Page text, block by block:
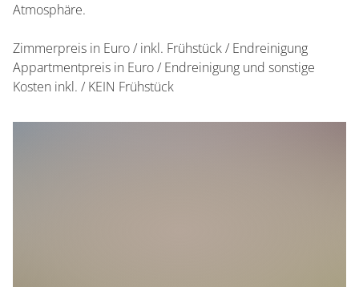
Atmosphäre.
Zimmerpreis in Euro / inkl. Frühstück / Endreinigung
Appartmentpreis in Euro / Endreinigung und sonstige
Kosten inkl. / KEIN Frühstück